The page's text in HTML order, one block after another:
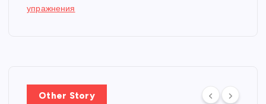
упражнения
Other Story